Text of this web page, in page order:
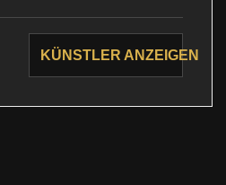
KÜNSTLER ANZEIGEN